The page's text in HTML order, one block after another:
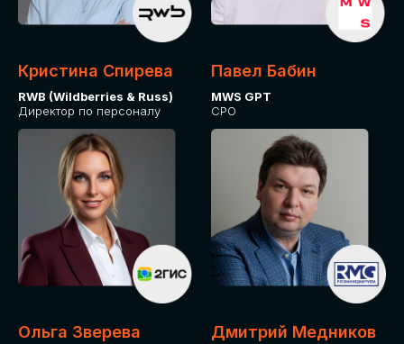
Кристина Спирева
RWB (Wildberries & Russ)
Директор по персоналу
Павел Бабин
MWS GPT
CPO
Ольга Зверева Дмитрий Медников